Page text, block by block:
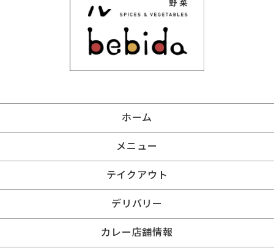
ホーム
メニュー
テイクアウト
デリバリー
カレー店舗情報